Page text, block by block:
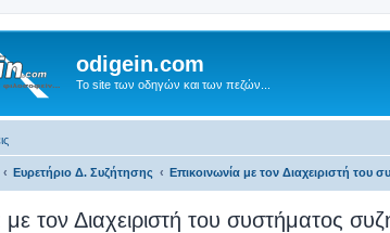
odigein.com
Το site των οδηγών και των πεζών...
Ευρετήριο Δ. Συζήτησης Επικοινωνία με τον Διαχειριστή του
με τον Διαχειριστή του συστήματος